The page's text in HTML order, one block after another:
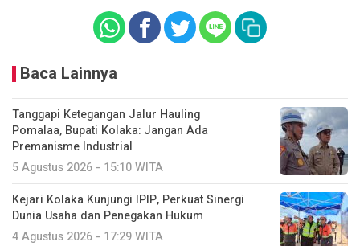
Baca Lainnya
Tanggapi Ketegangan Jalur Hauling
Pomalaa, Bupati Kolaka: Jangan Ada
Premanisme Industrial
5 Agustus 2026 - 15:10 WITA
Kejari Kolaka Kunjungi IPIP, Perkuat Sinergi
Dunia Usaha dan Penegakan Hukum
4 Agustus 2026 - 17:29 WITA